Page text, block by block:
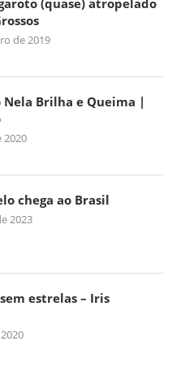
(quase) atropelado
de 2019
Nela Brilha e Queima |
2020
chega ao Brasil
2023
estrelas – Iris